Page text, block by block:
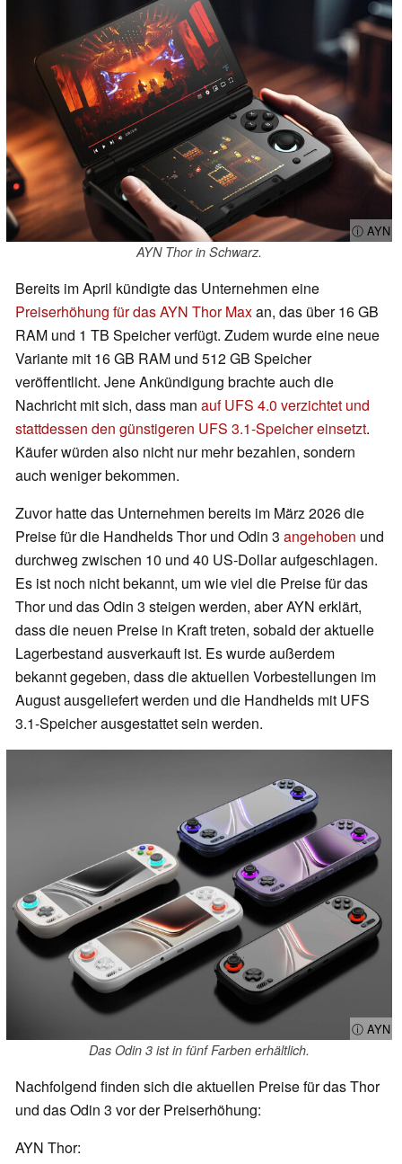
ⓘ AYN
AYN Thor in Schwarz.
Bereits im April kündigte das Unternehmen eine
Preiserhöhung für das AYN Thor Maxan, das über 16 GB
RAM und 1 TB Speicher verfügt. Zudem wurde eine neue
Variante mit 16 GB RAM und 512 GB Speicher
veröffentlicht. Jene Ankündigung brachte auch die
Nachricht mit sich, dass man auf UFS 4.0 verzichtet und
stattdessen den günstigeren UFS 3.1-Speicher einsetzt.
Käufer würden also nicht nur mehr bezahlen, sondern
auch weniger bekommen.
Zuvor hatte das Unternehmen bereits im März 2026 die
Preise für die Handhelds Thor und Odin 3 angehoben und
durchweg zwischen 10 und 40 US-Dollar aufgeschlagen.
Es ist noch nicht bekannt, um wie viel die Preise für das
Thor und das Odin 3 steigen werden, aber AYN erklärt,
dass die neuen Preise in Kraft treten, sobald der aktuelle
Lagerbestand ausverkauft ist. Es wurde außerdem
bekannt gegeben, dass die aktuellen Vorbestellungen im
August ausgeliefert werden und die Handhelds mit UFS
3.1-Speicher ausgestattet sein werden.
ⓘ AYN
Das Odin 3 ist in fünf Farben erhältlich.
Nachfolgend finden sich die aktuellen Preise für das Thor
und das Odin 3 vor der Preiserhöhung:
AYN Thor: